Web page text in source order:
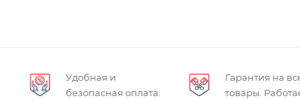
Удобная и
безопасная оплата.
Гарантия на
товары.